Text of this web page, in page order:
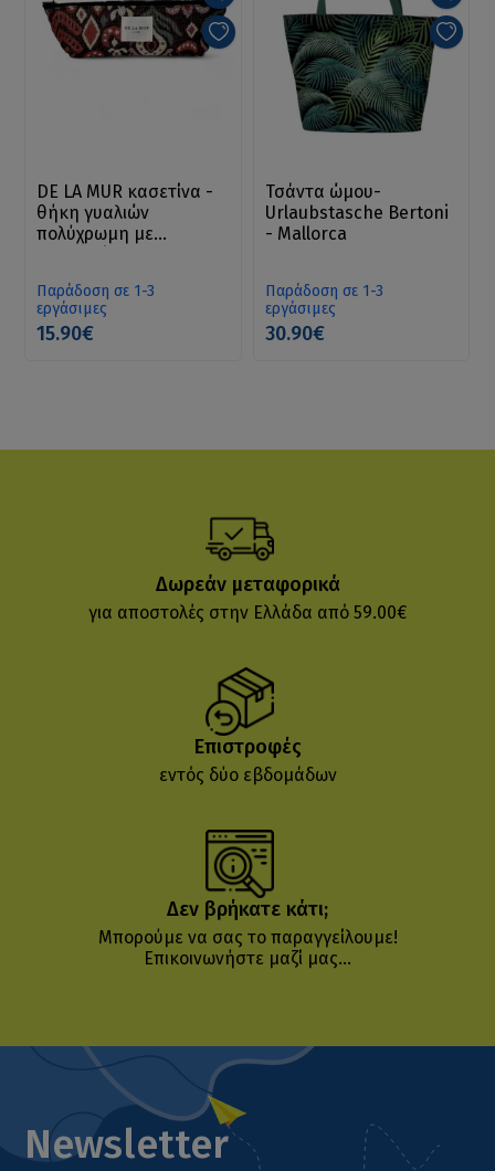
DE LA MUR κασετίνα -
θήκη γυαλιών
πολύχρωμη με
Παράδοση σε 1-3
εργάσιμες
15.90€
Τσάντα ώμου-
Urlaubstasche Bertoni
- Mallorca
Παράδοση σε 1-3
εργάσιμες
30.90€
Δωρεάν μεταφορικά
για αποστολές στην Ελλάδα από 59.00€
Επιστροφές
εντός δύο εβδομάδων
Δεν βρήκατε κάτι;
Μπορούμε να σας το παραγγείλουμε!
Επικοινωνήστε μαζί μας...
Newsletter